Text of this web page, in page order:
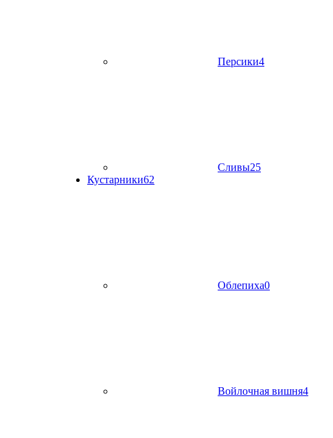
Персики4
Сливы25
Кустарники62
Облепиха0
Войлочная вишня4